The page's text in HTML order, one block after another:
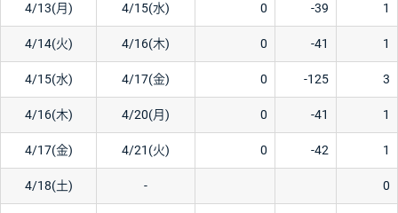
4/13(月) 4/15(水) 0 -39 1
4/14(火) 4/16(木) 0 -41 1
4/15(水) 4/17(金) 0 -125 3
4/16(木) 4/20(月) 0 -41 1
4/17(金) 4/21(火) 0 -42 1
4/18(土) - 0